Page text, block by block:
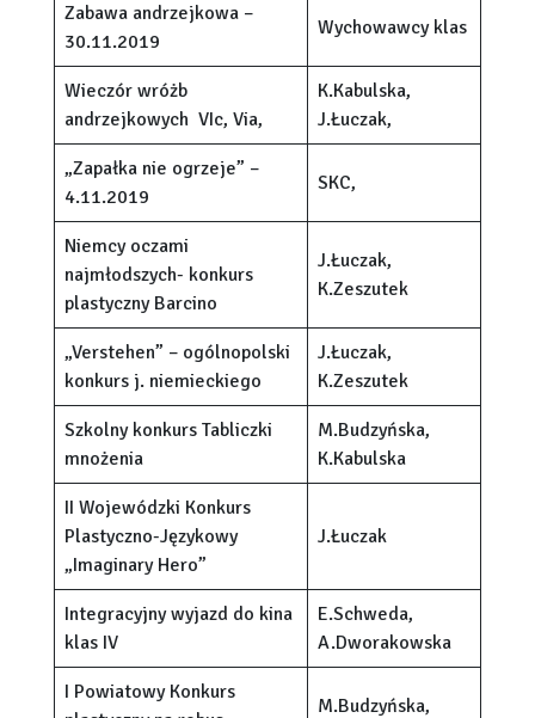
Zabawa andrzejkowa –
30.11.2019
Wychowawcy klas
Wieczór wróżb
andrzejkowych VIc, Via,
K.Kabulska,
J.Łuczak,
„Zapałka nie ogrzeje” –
4.11.2019
SKC,
Niemcy oczami
najmłodszych- konkurs
plastyczny Barcino
J.Łuczak,
K.Zeszutek
„Verstehen” – ogólnopolski
konkurs j. niemieckiego
J.Łuczak,
K.Zeszutek
Szkolny konkurs Tabliczki
mnożenia
M.Budzyńska,
K.Kabulska
II Wojewódzki Konkurs
Plastyczno-Językowy
„Imaginary Hero”
J.Łuczak
Integracyjny wyjazd do kina
klas IV
E.Schweda,
A.Dworakowska
I Powiatowy Konkurs
M.Budzyńska,